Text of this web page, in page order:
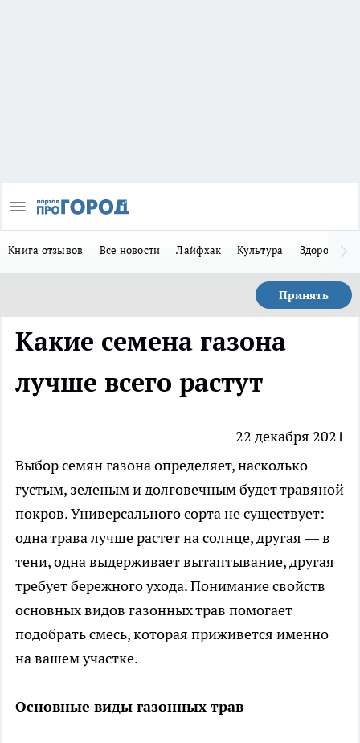
Книга отзывов Все новости Лайфхак Культура Здоровье
Принять
Какие семена газона
лучше всего растут
22 декабря 2021
Выбор семянгазонаопределяет, насколько
густым, зеленым и долговечным будет травяной
покров. Универсального сорта не существует:
одна трава лучше растет на солнце, другая — в
тени, одна выдерживает вытаптывание, другая
требует бережного ухода. Понимание свойств
основных видов газонных трав помогает
подобрать смесь, которая приживется именно
на вашем участке.
Основные виды газонных трав